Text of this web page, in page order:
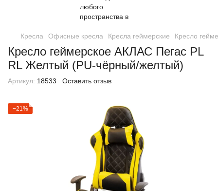
Кресла Офисные кресла Кресла геймерские Кресло
Кресло геймерское АКЛАС Пегас PL
RL Желтый (PU-чёрный/желтый)
Артикул: 18533 Оставить отзыв
−21%